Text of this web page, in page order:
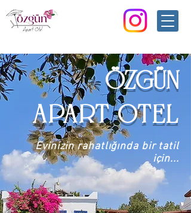
ÖZGÜN
APART OTEL
Evinizin rahatlığında bir tatil
için...